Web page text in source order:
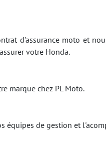
d'assurance moto et
votre Honda.
marque chez PL Moto.
équipes de gestion et